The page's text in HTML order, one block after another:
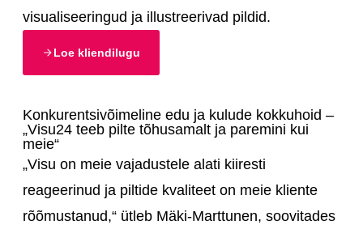
visualiseeringud ja illustreerivad pildid.
Loe kliendilugu
Konkurentsivõimeline edu ja kulude kokkuhoid –
„Visu24 teeb pilte tõhusamalt ja paremini kui
meie“
„Visu on meie vajadustele alati kiiresti
reageerinud ja piltide kvaliteet on meie kliente
rõõmustanud,“ ütleb Mäki-Marttunen, soovitades